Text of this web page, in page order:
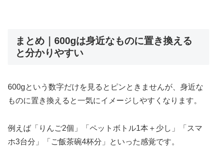
まとめ｜600gは身近なものに置き換える
と分かりやすい
600gという数字だけを見るとピンときませんが、身近な
ものに置き換えると一気にイメージしやすくなります。
例えば「りんご2個」「ペットボトル1本＋少し」「スマ
ホ3台分」「ご飯茶碗4杯分」といった感覚です。